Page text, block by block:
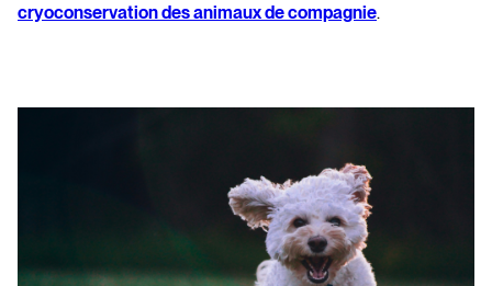
cryoconservation des animaux de compagnie.